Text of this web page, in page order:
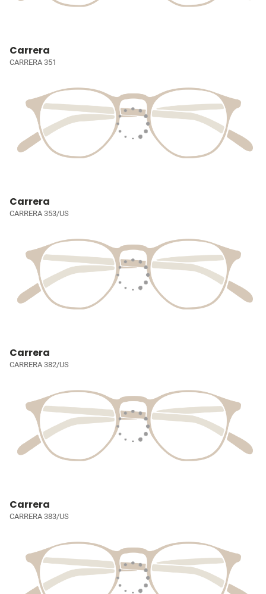
Carrera
CARRERA 351
Carrera
CARRERA 353/US
Carrera
CARRERA 382/US
Carrera
CARRERA 383/US